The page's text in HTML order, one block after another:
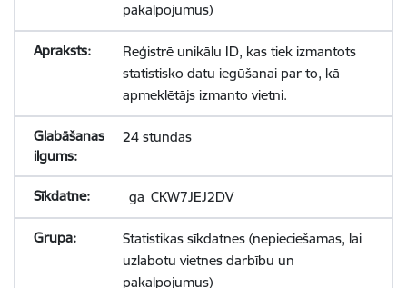
pakalpojumus)
Reģistrē unikālu ID, kas tiek izmantots
statistisko datu iegūšanai par to, kā
apmeklētājs izmanto vietni.
24 stundas
_ga_CKW7JEJ2DV
Statistikas sīkdatnes (nepieciešamas, lai
uzlabotu vietnes darbību un
pakalpojumus)